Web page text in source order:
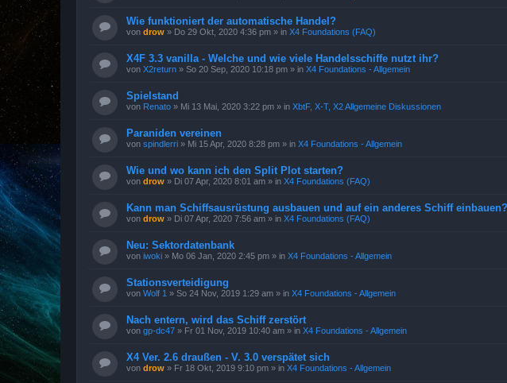
Wie funktioniert der automatische Handel?
von drow » Do 29 Okt, 2020 4:36 pm » in X4 Foundations (FAQ)
X4F 3.3 vanilla - Welche und wie viele Handelsschiffe nutzt ihr?
von X2return » So 20 Sep, 2020 10:18 pm » in X4 Foundations - Allgemein
Spielstand
von Renato » Mi 13 Mai, 2020 3:22 pm » in XbtF, X-T, X2 Allgemeine Diskussionen
Paraniden vereinen
von spindlerri » Mi 15 Apr, 2020 8:28 pm » in X4 Foundations - Allgemein
Wie und wo kann ich den Split Plot starten?
von drow » Di 07 Apr, 2020 8:01 am » in X4 Foundations (FAQ)
Kann man Schiffsausrüstung ausbauen und auf ein anderes Schiff einbauen?
von drow » Di 07 Apr, 2020 7:56 am » in X4 Foundations (FAQ)
Neu: Sektordatenbank
von iwoki » Mo 06 Jan, 2020 2:45 pm » in X4 Foundations - Allgemein
Stationsverteidigung
von Wolf 1 » So 24 Nov, 2019 1:29 am » in X4 Foundations - Allgemein
Nach entern, wird das Schiff zerstört
von gp-dc47 » Fr 01 Nov, 2019 10:40 am » in X4 Foundations - Allgemein
X4 Ver. 2.6 draußen - V. 3.0 verspätet sich
von drow » Fr 18 Okt, 2019 9:10 pm » in X4 Foundations - Allgemein